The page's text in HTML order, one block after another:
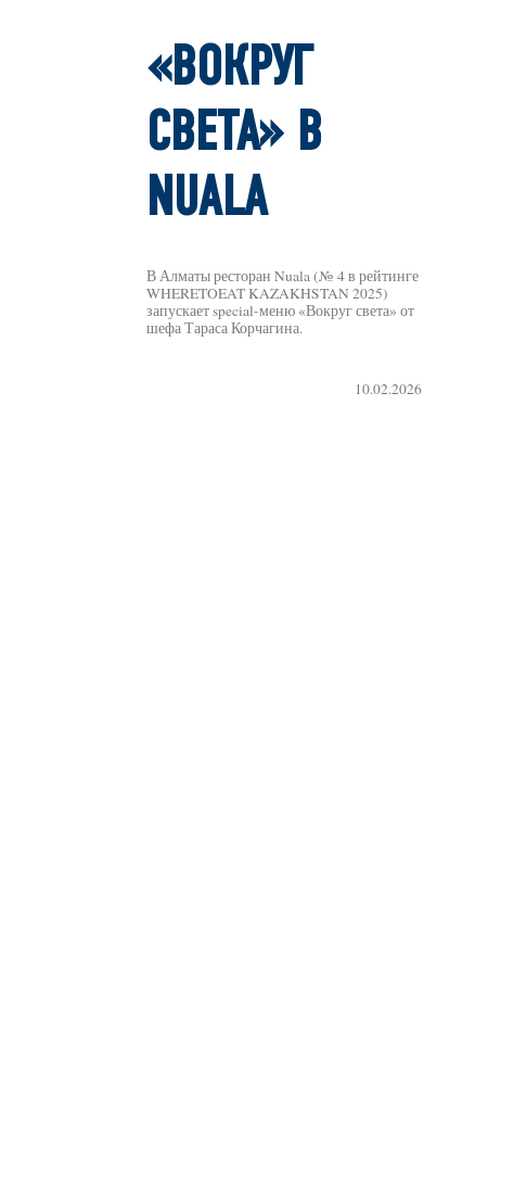
«ВОКРУГ
СВЕТА» В
NUALA
В Алматы ресторан Nuala (№ 4 в рейтинге
WHERETOEAT KAZAKHSTAN 2025)
запускает special-меню «Вокруг света» от
шефа Тараса Корчагина.
10.02.2026